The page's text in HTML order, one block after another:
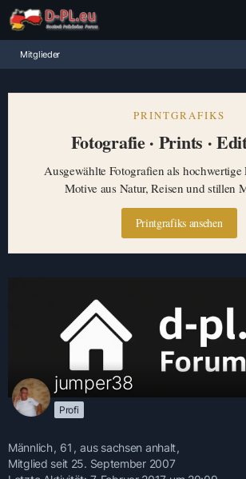
Mitglieder
PRINTGRAFIKS
Fotografie · Prints ·
Ausgewählte Fotografien als hochwertige
Motive aus Natur, Reisen und stillen
Printgrafiks ansehen
jumper38
Profi
Männlich 61
aus sachsen anhalt
Mitglied seit 25. September 2007